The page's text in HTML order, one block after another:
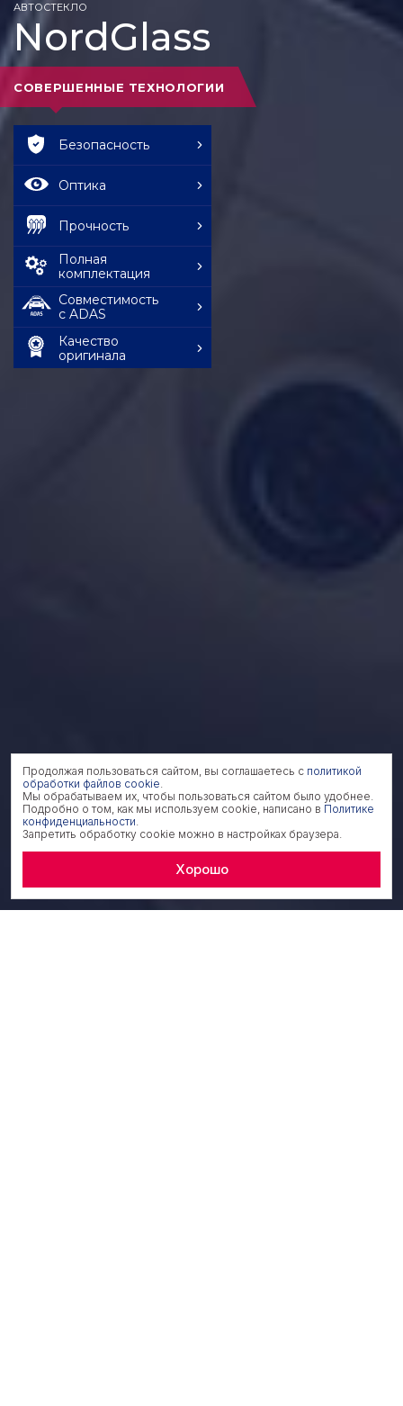
АВТОСТЕКЛО
NordGlass
СОВЕРШЕННЫЕ ТЕХНОЛОГИИ
Безопасность
Оптика
Прочность
Полная
комплектация
Совместимость
с ADAS
Качество
оригинала
Продолжая пользоваться сайтом, вы соглашаетесь с политикой
обработки файлов cookie.
Мы обрабатываем их, чтобы пользоваться сайтом было удобнее.
Подробно о том, как мы используем cookie, написано в Политике
конфиденциальности.
Запретить обработку cookie можно в настройках браузера.
Хорошо